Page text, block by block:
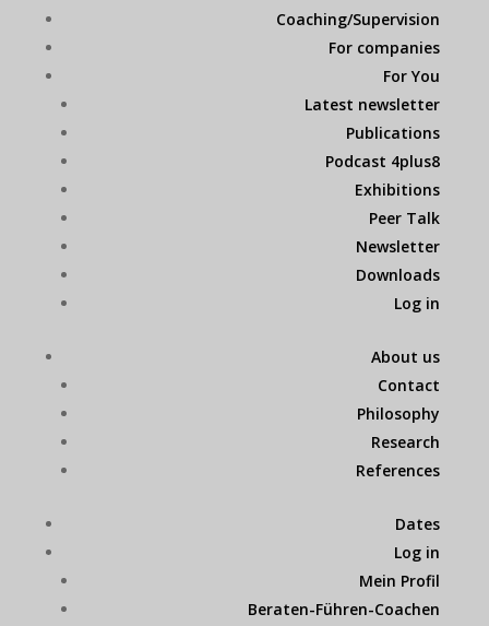
Coaching/Supervision
For companies
For You
Latest newsletter
Publications
Podcast 4plus8
Exhibitions
Peer Talk
Newsletter
Downloads
Log in
About us
Contact
Philosophy
Research
References
Dates
Log in
Mein Profil
Beraten-Führen-Coachen